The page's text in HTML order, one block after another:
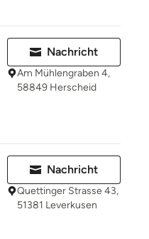
Nachricht
Am Mühlengraben 4,
58849 Herscheid
Nachricht
Quettinger Strasse 43,
51381 Leverkusen